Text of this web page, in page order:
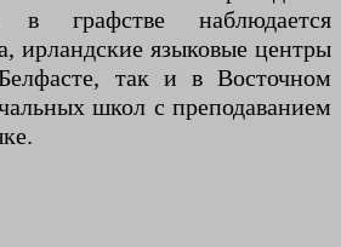
в графстве наблюдается
ирландские языковые центры
так и в Восточном
школ с преподаванием